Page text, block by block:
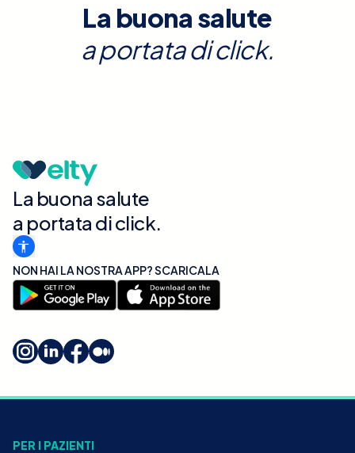
La buona salute
a portata di click.
La buona salute
a portata di click.
NON HAI LA NOSTRA APP? SCARICALA
PER I PAZIENTI